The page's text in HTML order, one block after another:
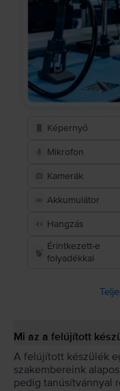
Képernyő
Mikrofon
Kamerák
Akkumulátor
Hangzás
Érintkezett-e
folyadékkal
Mi az a felújított
A felújított készülék
szakembereink
pedig tanúsítvánnyal